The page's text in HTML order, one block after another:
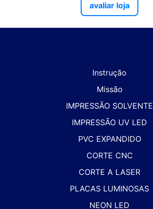
avaliar loja
Instrução
Missão
IMPRESSÃO SOLVENTE
IMPRESSÃO UV LED
PVC EXPANDIDO
CORTE CNC
CORTE A LASER
PLACAS LUMINOSAS
NEON LED